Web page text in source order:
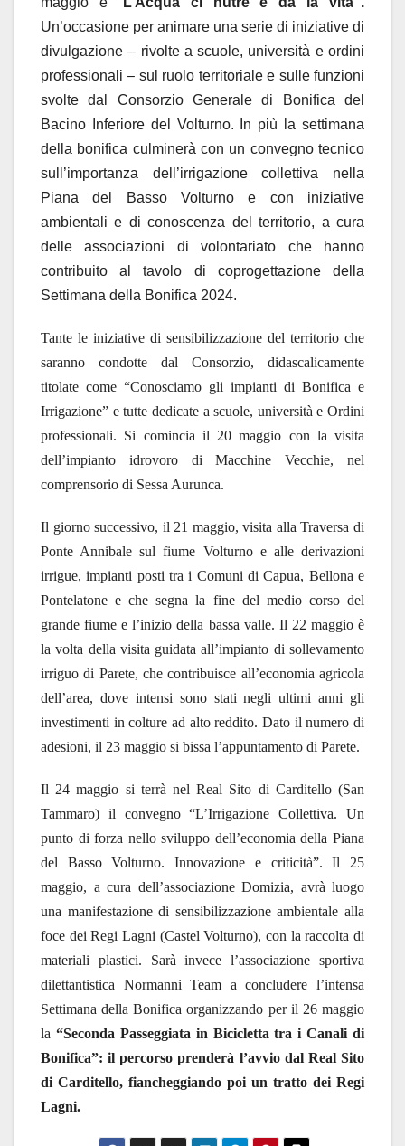
Un’occasione per animare una serie di iniziative di
divulgazione – rivolte a scuole, università e ordini
professionali – sul ruolo territoriale e sulle funzioni
svolte dal Consorzio Generale di Bonifica del
Bacino Inferiore del Volturno. In più la settimana
della bonifica culminerà con un convegno tecnico
sull’importanza dell’irrigazione collettiva nella
Piana del Basso Volturno e con iniziative
ambientali e di conoscenza del territorio, a cura
delle associazioni di volontariato che hanno
contribuito al tavolo di coprogettazione della
Settimana della Bonifica 2024.
Tante le iniziative di sensibilizzazione del territorio che
saranno condotte dal Consorzio, didascalicamente
titolate come “Conosciamo gli impianti di Bonifica e
Irrigazione” e tutte dedicate a scuole, università e Ordini
professionali. Si comincia il 20 maggio con la visita
dell’impianto idrovoro di Macchine Vecchie, nel
comprensorio di Sessa Aurunca.
Il giorno successivo, il 21 maggio, visita alla Traversa di
Ponte Annibale sul fiume Volturno e alle derivazioni
irrigue, impianti posti tra i Comuni di Capua, Bellona e
Pontelatone e che segna la fine del medio corso del
grande fiume e l’inizio della bassa valle. Il 22 maggio è
la volta della visita guidata all’impianto di sollevamento
irriguo di Parete, che contribuisce all’economia agricola
dell’area, dove intensi sono stati negli ultimi anni gli
investimenti in colture ad alto reddito. Dato il numero di
adesioni, il 23 maggio si bissa l’appuntamento di Parete.
Il 24 maggio si terrà nel Real Sito di Carditello (San
Tammaro) il convegno “L’Irrigazione Collettiva. Un
punto di forza nello sviluppo dell’economia della Piana
del Basso Volturno. Innovazione e criticità”. Il 25
maggio, a cura dell’associazione Domizia, avrà luogo
una manifestazione di sensibilizzazione ambientale alla
foce dei Regi Lagni (Castel Volturno), con la raccolta di
materiali plastici. Sarà invece l’associazione sportiva
dilettantistica Normanni Team a concludere l’intensa
Settimana della Bonifica organizzando per il 26 maggio
la “Seconda Passeggiata in Bicicletta tra i Canali di
Bonifica”: il percorso prenderà l’avvio dal Real Sito
di Carditello, fiancheggiando poi un tratto dei Regi
Lagni.